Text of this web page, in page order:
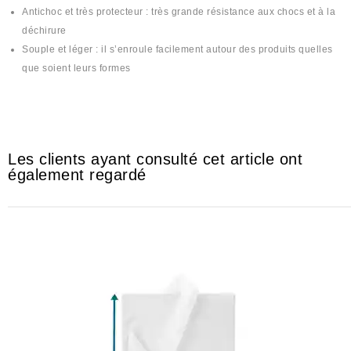
Antichoc et très protecteur : très grande résistance aux chocs et à la
déchirure
Souple et léger : il s’enroule facilement autour des produits quelles
que soient leurs formes
Les clients ayant consulté cet article ont
également regardé